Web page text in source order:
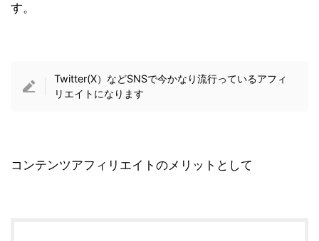
す。
Twitter(X）などSNSで今かなり流行っているアフィ
リエイトになります
コンテンツアフィリエイトのメリットとして